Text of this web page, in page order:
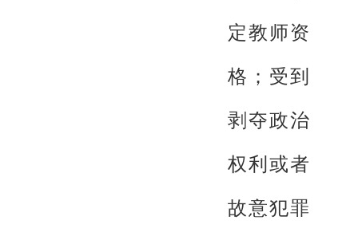
定教师资
格；受到
剥夺政治
权利或者
故意犯罪